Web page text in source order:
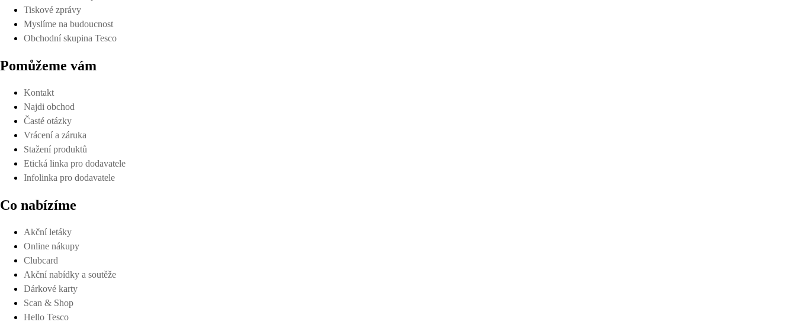
Tiskové zprávy
Myslíme na budoucnost
Obchodní skupina Tesco
Pomůžeme vám
Kontakt
Najdi obchod
Časté otázky
Vrácení a záruka
Stažení produktů
Etická linka pro dodavatele
Infolinka pro dodavatele
Co nabízíme
Akční letáky
Online nákupy
Clubcard
Akční nabídky a soutěže
Dárkové karty
Scan & Shop
Hello Tesco